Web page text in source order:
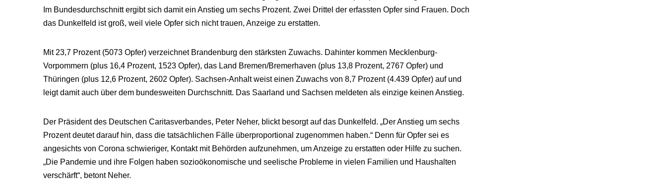
Im Bundesdurchschnitt ergibt sich damit ein Anstieg um sechs Prozent. Zwei Drittel der erfassten Opfer sind Frauen. Doch
das Dunkelfeld ist groß, weil viele Opfer sich nicht trauen, Anzeige zu erstatten.
Mit 23,7 Prozent (5073 Opfer) verzeichnet Brandenburg den stärksten Zuwachs. Dahinter kommen Mecklenburg-
Vorpommern (plus 16,4 Prozent, 1523 Opfer), das Land Bremen/Bremerhaven (plus 13,8 Prozent, 2767 Opfer) und
Thüringen (plus 12,6 Prozent, 2602 Opfer). Sachsen-Anhalt weist einen Zuwachs von 8,7 Prozent (4.439 Opfer) auf und
leigt damit auch über dem bundesweiten Durchschnitt. Das Saarland und Sachsen meldeten als einzige keinen Anstieg.
Der Präsident des Deutschen Caritasverbandes, Peter Neher, blickt besorgt auf das Dunkelfeld. „Der Anstieg um sechs
Prozent deutet darauf hin, dass die tatsächlichen Fälle überproportional zugenommen haben.“ Denn für Opfer sei es
angesichts von Corona schwieriger, Kontakt mit Behörden aufzunehmen, um Anzeige zu erstatten oder Hilfe zu suchen.
„Die Pandemie und ihre Folgen haben sozioökonomische und seelische Probleme in vielen Familien und Haushalten
verschärft“, betont Neher.